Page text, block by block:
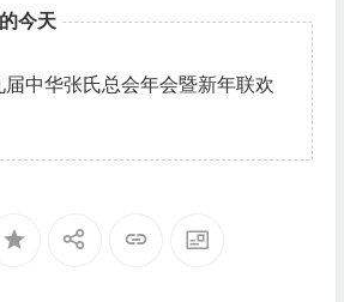
今天
届中华张氏总会年会暨新年联欢